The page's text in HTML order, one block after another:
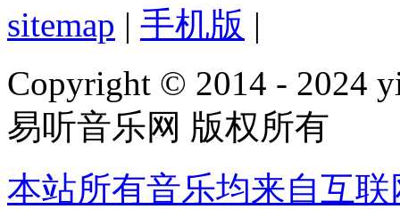
sitemap | 手机版 |
Copyright © 2014 - 2024
易听音乐网 版权所有
本站所有音乐均来自互